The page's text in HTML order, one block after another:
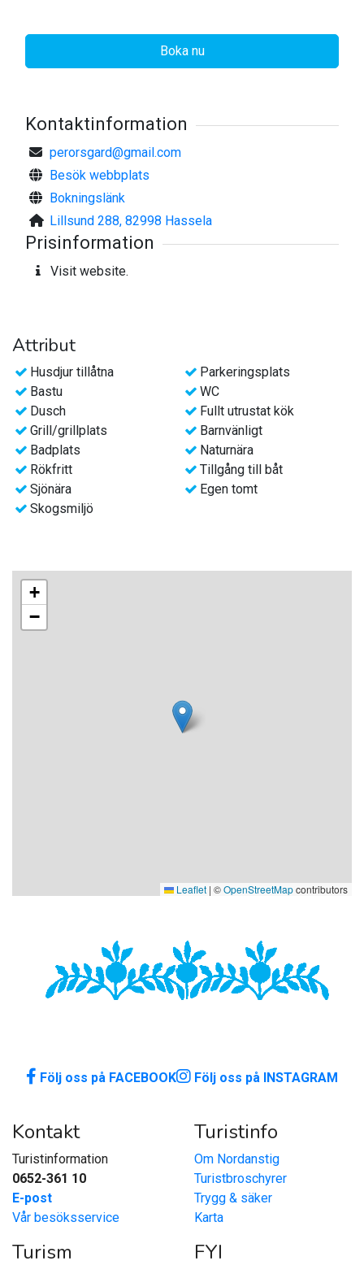
fiskeutrustning samt kajak.
Andra saker att notera
Stugan består av 2 rum och kök, WC och dusch.
Sovrum med en 180 cm dubbelsäng, vardagsrum med två
140 cm bäddsoffor.
Sängkläder, badlakan samt handdukar ingår.
Fullt utrustat kök.
Boka nu
Kontaktinformation
perorsgard@gmail.com
Besök webbplats
Bokningslänk
Lillsund 288, 82998 Hassela
Prisinformation
Visit website.
Attribut
Husdjur tillåtna
Parkeringsplats
Bastu
WC
Dusch
Fullt utrustat kök
Grill/grillplats
Barnvänligt
Badplats
Naturnära
Rökfritt
Tillgång till båt
Sjönära
Egen tomt
Skogsmiljö
+
−
Leaflet | ©OpenStreetMapcontributors
Följ oss på FACEBOOK Följ oss på INSTAGRAM
Kontakt
Turistinformation
0652-361 10
E-post
Vår besöksservice
Turistinfo
Om Nordanstig
Turistbroschyrer
Trygg & säker
Karta
Turism FYI